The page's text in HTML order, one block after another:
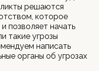
решаются
которое
позволяет начать
такие угрозы
написать
органы об угрозах